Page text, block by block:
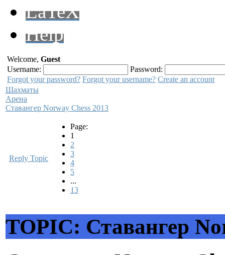
LaTeX
Help
Welcome, Guest
Username:
Password:
Forgot your password? Forgot your username? Create an account
Шахматы
Арена
Ставангер Norway Chess 2013
Reply Topic
Page:
1
2
3
4
5
...
13
TOPIC: Ставангер